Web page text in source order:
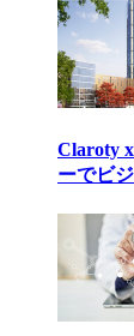
Claroty
ーでビ